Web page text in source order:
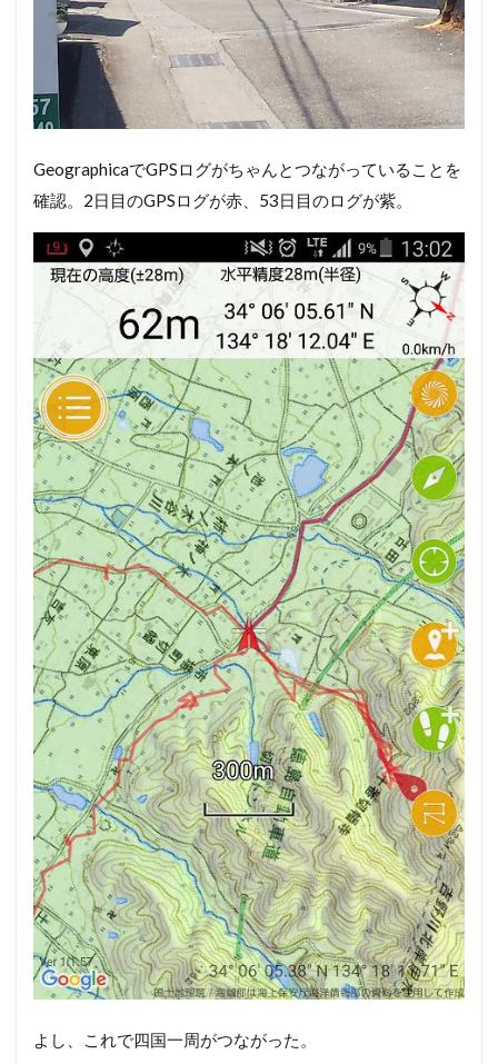
GeographicaでGPSログがちゃんとつながっていることを
確認。2日目のGPSログが赤、53日目のログが紫。
よし、これで四国一周がつながった。